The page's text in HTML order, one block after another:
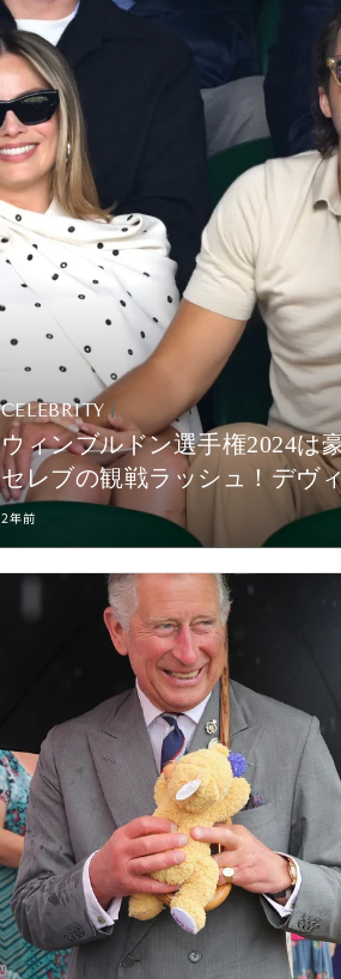
CELEBRITY
ウィンブルドン選手権2024は
セレブの観戦ラッシュ！デヴ
ド・ベッカムやマーゴット・
ー、シエナ・ミラーらが上品
マールックで来場
2年前